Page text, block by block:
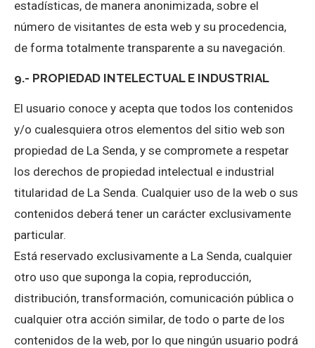
estadísticas, de manera anonimizada, sobre el
número de visitantes de esta web y su procedencia,
de forma totalmente transparente a su navegación.
9.- PROPIEDAD INTELECTUAL E INDUSTRIAL
El usuario conoce y acepta que todos los contenidos
y/o cualesquiera otros elementos del sitio web son
propiedad de La Senda, y se compromete a respetar
los derechos de propiedad intelectual e industrial
titularidad de La Senda. Cualquier uso de la web o sus
contenidos deberá tener un carácter exclusivamente
particular.
Está reservado exclusivamente a La Senda, cualquier
otro uso que suponga la copia, reproducción,
distribución, transformación, comunicación pública o
cualquier otra acción similar, de todo o parte de los
contenidos de la web, por lo que ningún usuario podrá